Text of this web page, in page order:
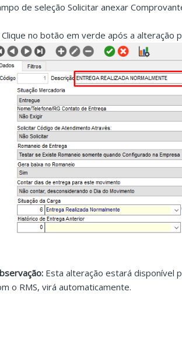
de seleção Solicitar anexar
Clique no botão em verde após a alteração
Esta alteração estará disponível
o RMS, virá automaticamente.